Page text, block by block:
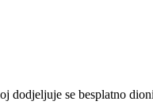
dodjeljuje se besplatno